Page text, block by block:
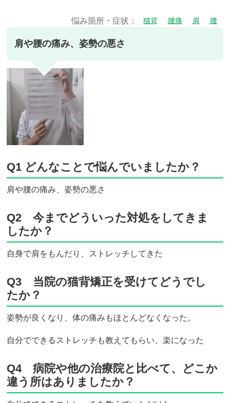
悩み箇所・症状： 猫背 腰痛 肩 腰
肩や腰の痛み、姿勢の悪さ
Q1 どんなことで悩んでいましたか？
肩や腰の痛み、姿勢の悪さ
Q2 今までどういった対処をしてきま
したか？
自身で肩をもんだり、ストレッチしてきた
Q3 当院の猫背矯正を受けてどうでし
たか？
姿勢が良くなり、体の痛みもほとんどなくなった。
自分でできるストレッチも教えてもらい、楽になった
Q4 病院や他の治療院と比べて、どこか
違う所はありましたか？